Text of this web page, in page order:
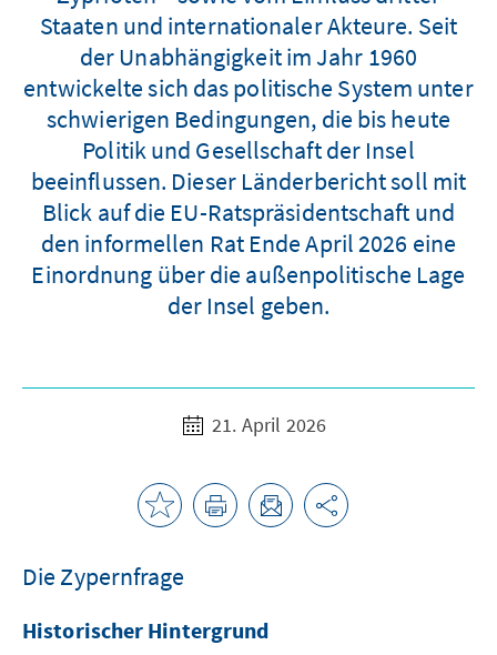
Staaten und internationaler Akteure. Seit
der Unabhängigkeit im Jahr 1960
entwickelte sich das politische System unter
schwierigen Bedingungen, die bis heute
Politik und Gesellschaft der Insel
beeinflussen. Dieser Länderbericht soll mit
Blick auf die EU-Ratspräsidentschaft und
den informellen Rat Ende April 2026 eine
Einordnung über die außenpolitische Lage
der Insel geben.
21. April 2026
Die Zypernfrage
Historischer Hintergrund